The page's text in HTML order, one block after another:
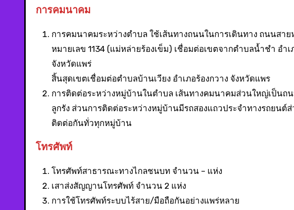
การคมนาคม
การคมนาคมระหว่างตำบล ใช้เส้นทางถนนในการเดินทาง ถนนสา
หมายเลข 1134 (แม่หล่ายร้องเข็ม) เชื่อมต่อเขตจากตำบลน้ำชำ อำ
จังหวัดแพร่
สิ้นสุดเขตเชื่อมต่อตำบลบ้านเวียง อำเภอร้องกวาง จังหวัดแพร
การติดต่อระหว่างหมู่บ้านในตำบล เส้นทางคมนาคมส่วนใหญ่เป็น
ลูกรัง ส่วนการติดต่อระหว่างหมู่บ้านมีรถสองแถวประจำทางรถยน
ติดต่อกันทั่วทุกหมู่บ้าน
โทรศัพท์
โทรศัพท์สาธารณะทางไกลชนบท จำนวน – แห่ง
เสาส่งสัญญานโทรศัพท์ จำนวน 2 แห่ง
การใช้โทรศัพท์ระบบไร้สาย/มือถือกันอย่างแพร่หลาย